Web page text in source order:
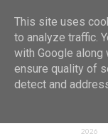
30/
DE
2026
16/
DE
2026
This site uses
to analyze traffic.
with Google
ensure quality of
detect and